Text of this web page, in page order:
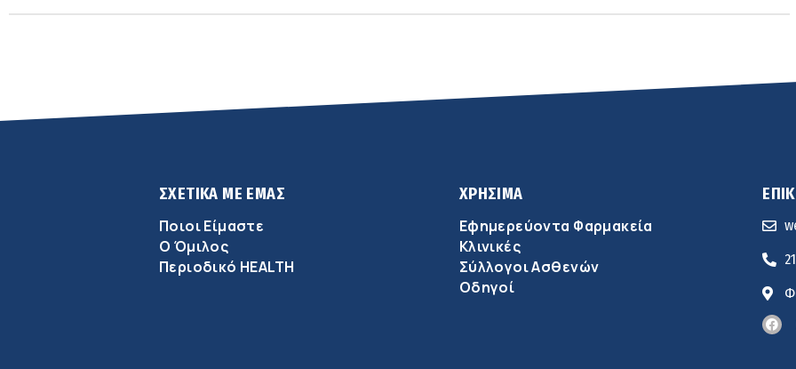
ΣΧΕΤΙΚΑ ΜΕ ΕΜΑΣ
Ποιοι Είμαστε
Ο Όμιλος
Περιοδικό HEALTH
ΧΡΗΣΙΜΑ
Εφημερεύοντα Φαρμακεία
Κλινικές
Σύλλογοι Ασθενών
Οδηγοί